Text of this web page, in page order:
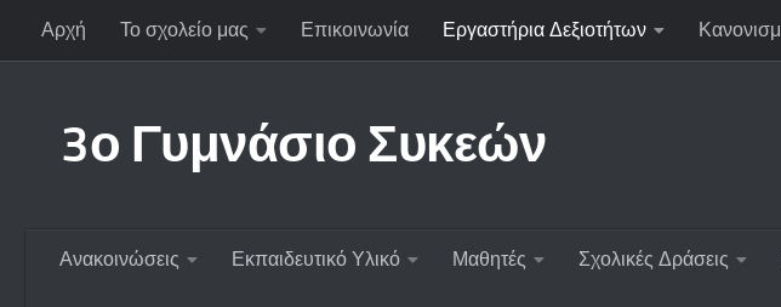
Skip to content
Αρχή Το σχολείο μας Επικοινωνία Εργαστήρια Δεξιοτήτων
3ο Γυμνάσιο Συκεών
Ανακοινώσεις Εκπαιδευτικό Υλικό Μαθητές Σχολικές Δράσεις